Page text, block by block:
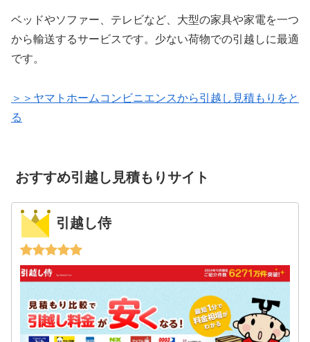
ベッドやソファー、テレビなど、大型の家具や家電を一つ
から輸送するサービスです。少ない荷物での引越しに最適
です。
＞＞ヤマトホームコンビニエンスから引越し見積もりをと
る
おすすめ引越し見積もりサイト
引越し侍